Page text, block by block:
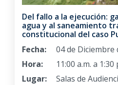
Del fallo a la ejecución:
agua y al saneamiento
constitucional del caso
Fecha:
04 de Diciembre
Hora:
11:00 a.m. a 1:30
Lugar:
Salas de